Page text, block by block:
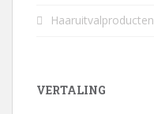
Haaruitvalproducten
VERTALING